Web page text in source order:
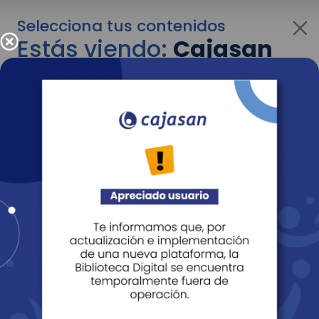
Selecciona tus contenidos
Estás viendo:Cajasan
para personas
Para cambiar al contenido de tu interés más
adelante recuerda utilizar el menú
Entendido